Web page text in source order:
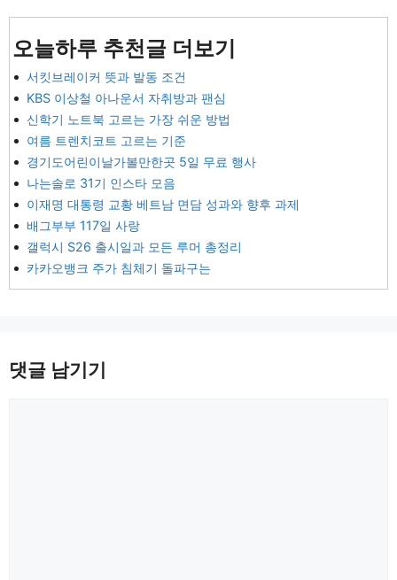
오늘하루 추천글 더보기
서킷브레이커 뜻과 발동 조건
KBS 이상철 아나운서 자취방과 팬심
신학기 노트북 고르는 가장 쉬운 방법
여름 트렌치코트 고르는 기준
경기도어린이날가볼만한곳 5일 무료 행사
나는솔로 31기 인스타 모음
이재명 대통령 교황 베트남 면담 성과와 향후 과제
배그부부 117일 사랑
갤럭시 S26 출시일과 모든 루머 총정리
카카오뱅크 주가 침체기 돌파구는
댓글 남기기